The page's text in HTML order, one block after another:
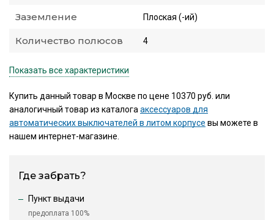
Заземление Плоская (-ий)
Количество полюсов 4
Показать все характеристики
Купить данный товар в Москве по цене 10370 руб. или
аналогичный товар из каталогааксессуаров для
автоматических выключателей в литом корпусе вы можете в
нашем интернет-магазине.
Где забрать?
Пункт выдачи
предоплата 100%